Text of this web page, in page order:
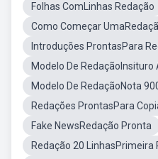
Folhas ComLinhas Redação
Como Começar
Introduções ProntasPara
Modelo De RedaçãoInsituro
Modelo De RedaçãoNota
Redações ProntasPara
Fake NewsRedação Pronta
Redação 20 LinhasPrimeira